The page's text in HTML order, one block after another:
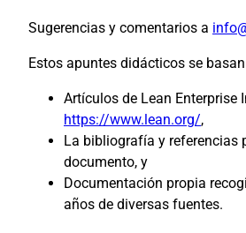
Sugerencias y comentarios a
Estos apuntes didácticos se
Artículos de Lean Enterprise
https://www.lean.org/,
La bibliografía y referencias
documento, y
Documentación propia
años de diversas fuentes.